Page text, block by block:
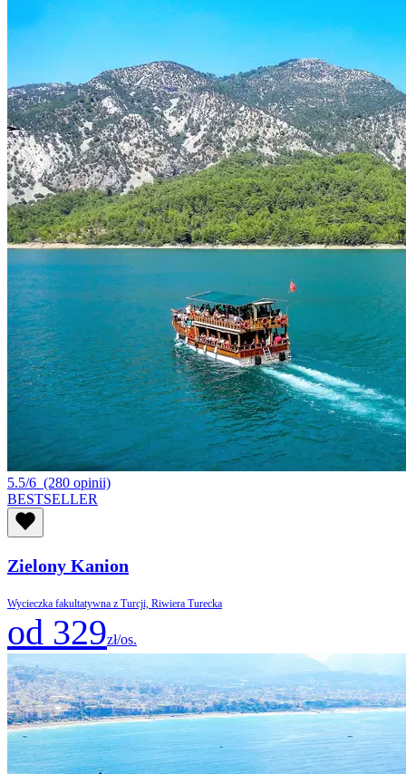
5.5/6 (280 opinii)
BESTSELLER
Zielony Kanion
Wycieczka fakultatywna z Turcji, Riwiera Turecka
od 329zł/os.